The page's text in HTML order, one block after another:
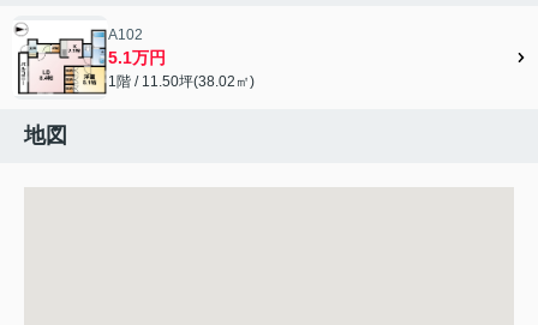
A102
5.1万円
1階 / 11.50坪(38.02㎡)
地図